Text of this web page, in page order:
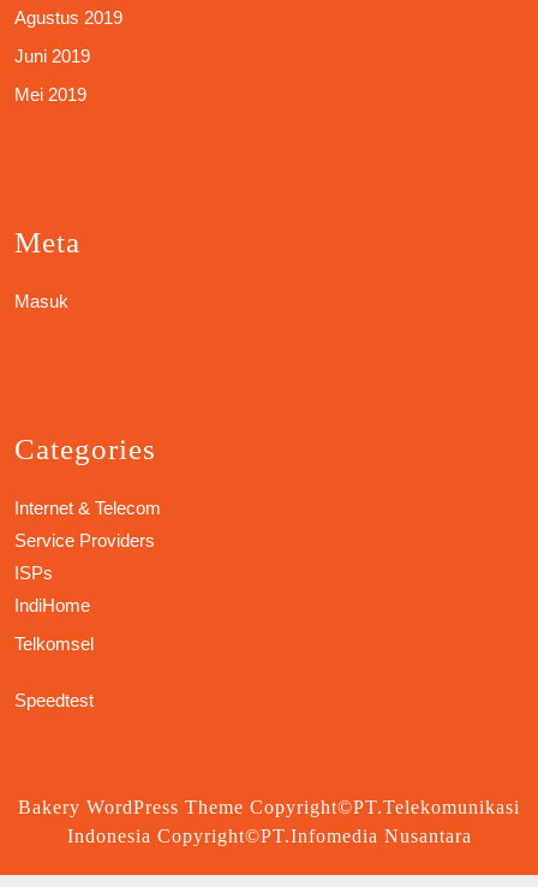
Agustus 2019
Juni 2019
Mei 2019
Meta
Masuk
Categories
Internet & Telecom
Service Providers
ISPs
IndiHome
Telkomsel
Speedtest
Bakery WordPress Theme Copyright©PT.Telekomunikasi
Indonesia Copyright©PT.Infomedia Nusantara